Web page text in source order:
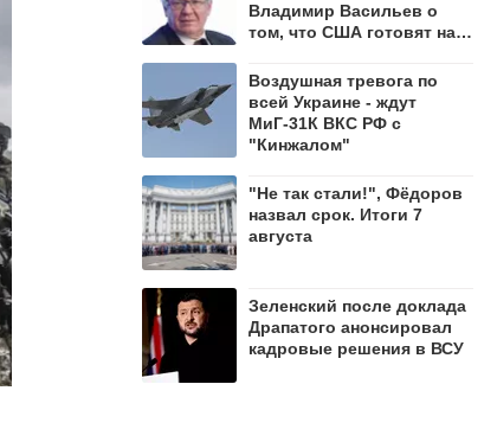
Владимир Васильев о
том, что США готовят на
Воздушная тревога по
всей Украине - ждут
МиГ-31К ВКС РФ с
"Кинжалом"
"Не так стали!", Фёдоров
назвал срок. Итоги 7
августа
Зеленский после доклада
Драпатого анонсировал
кадровые решения в ВСУ